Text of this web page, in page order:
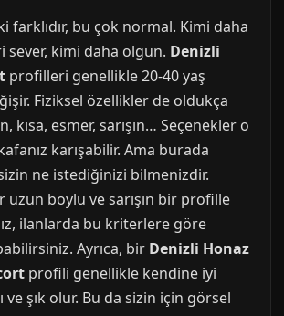
farklıdır, bu çok normal. Kimi daha
sever, kimi daha olgun. Denizli
profilleri genellikle 20-40 yaş
Fiziksel özellikler de oldukça
kısa, esmer, sarışın… Seçenekler o
karışabilir. Ama burada
ne istediğinizi bilmenizdir.
uzun boylu ve sarışın bir profille
ilanlarda bu kriterlere göre
Ayrıca, bir Denizli Honaz
profili genellikle kendine iyi
ve şık olur. Bu da sizin için görsel